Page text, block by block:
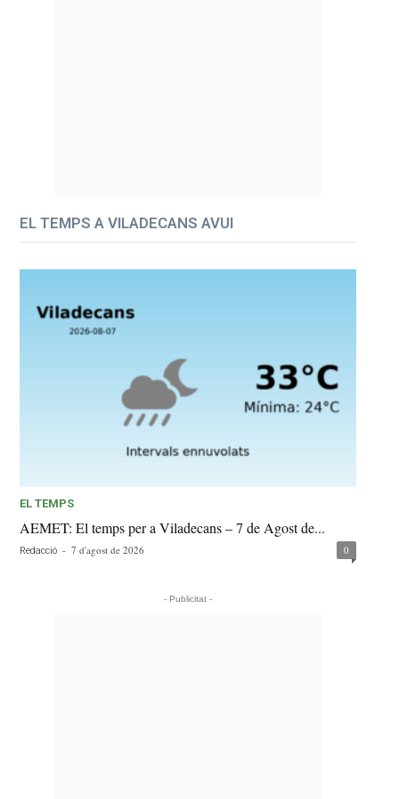
EL TEMPS A VILADECANS AVUI
EL TEMPS
AEMET: El temps per a Viladecans – 7 de Agost de...
Redacció - 7 d'agost de 2026 0
- Publicitat -